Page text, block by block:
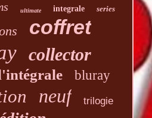
ultimate integrale series
coffret
collector
bluray
neuf trilogie